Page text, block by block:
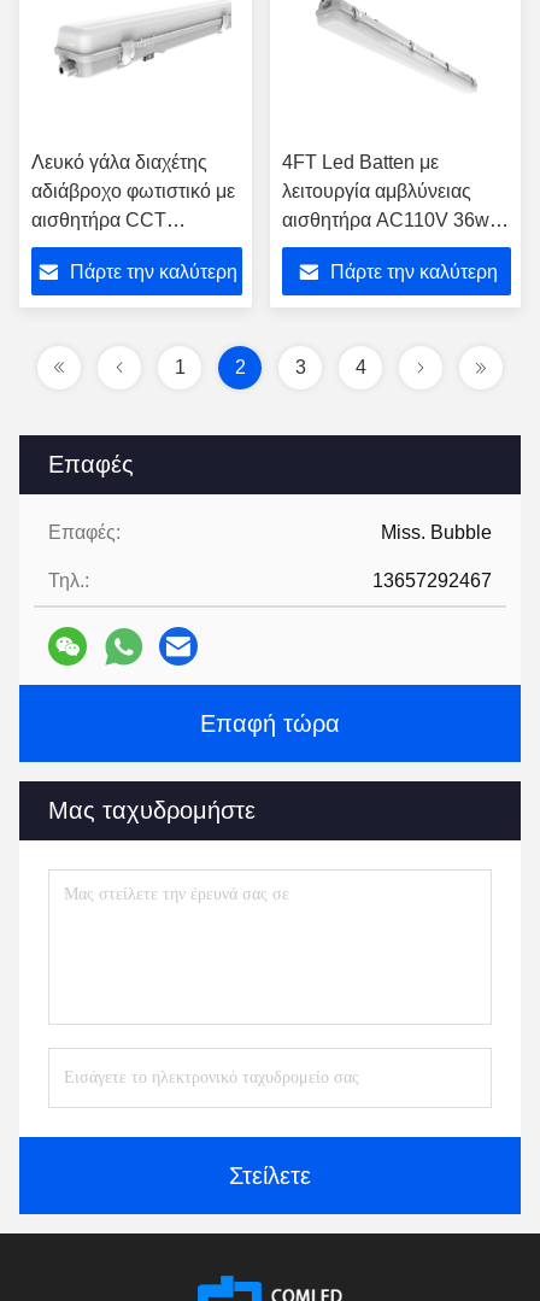
Επαφές
Επαφές: Miss. Bubble
Τηλ.: 13657292467
Επαφή τώρα
Μας ταχυδρομήστε
Στείλετε
Λευκό γάλα διαχέτης
αδιάβροχο φωτιστικό με
αισθητήρα CCT
εναλλακτικό LED
Πάρτε την καλύτερη
4FT Led Batten με
λειτουργία αμβλύνειας
αισθητήρα AC110V 36w
LED Batten Light
Πάρτε την καλύτερη
1 2 3 4